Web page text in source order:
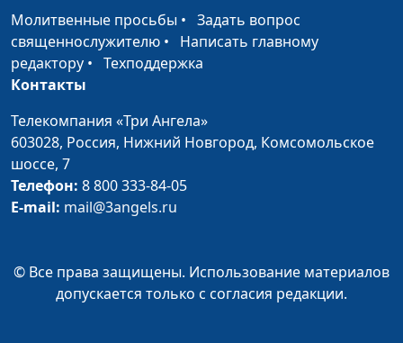
Мудрость, сходящая
Николай Кунцевич,
священнослужитель
Сила Божьего
Царства
Николай Кунцевич,
Царство Божие
силою берется
Николай Кунцевич,
священнослужитель
Поклонение и
идолопоклонство
Господне
священнослужитель
Брачная одежда
Николай Кунцевич,
Молитвенные просьбы • Задать вопрос
священнослужителю • Написать главному
редактору • Техподдержка
Контакты
Телекомпания «Три Ангела»
603028, Россия, Нижний Новгород, Комсомольское
шоссе, 7
Телефон: 8 800 333-84-05
E-mail: mail@3angels.ru
© Все права защищены. Использование материалов
допускается только с согласия редакции.